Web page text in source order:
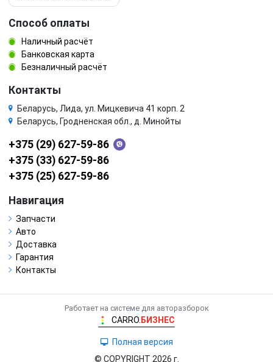
Способ оплаты
Наличный расчёт
Банковская карта
Безналичный расчёт
Контакты
Беларусь, Лида, ул. Мицкевича 41 корп. 2
Беларусь, Гродненская обл., д. Минойты
+375 (29) 627-59-86
+375 (33) 627-59-86
+375 (25) 627-59-86
Навигация
Запчасти
Авто
Доставка
Гарантия
Контакты
Работает на системе для авторазборок
CARRO. БИЗНЕС
Полная версия
© COPYRIGHT 2026 г.